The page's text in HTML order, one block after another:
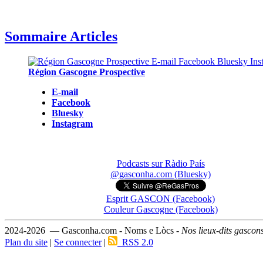
Sommaire Articles
Région Gascogne Prospective
E-mail
Facebook
Bluesky
Instagram
Podcasts sur Ràdio País
@gasconha.com (Bluesky)
Esprit GASCON (Facebook)
Couleur Gascogne (Facebook)
2024-2026 — Gasconha.com - Noms e Lòcs - Nos lieux-dits
Plan du site | Se connecter| RSS 2.0